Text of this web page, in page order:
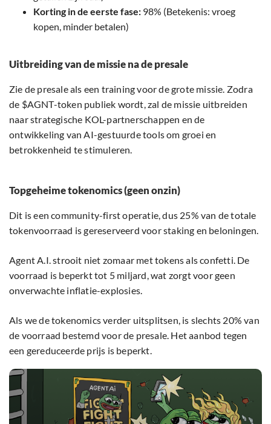
Korting in de eerste fase: 98% (Betekenis: vroeg
kopen, minder betalen)
Uitbreiding van de missie na de presale
Zie de presale als een training voor de grote missie. Zodra
de $AGNT-token publiek wordt, zal de missie uitbreiden
naar strategische KOL-partnerschappen en de
ontwikkeling van AI-gestuurde tools om groei en
betrokkenheid te stimuleren.
Topgeheime tokenomics (geen onzin)
Dit is een community-first operatie, dus 25% van de totale
tokenvoorraad is gereserveerd voor staking en beloningen.
Agent A.I. strooit niet zomaar met tokens als confetti. De
voorraad is beperkt tot 5 miljard, wat zorgt voor geen
onverwachte inflatie-explosies.
Als we de tokenomics verder uitsplitsen, is slechts 20% van
de voorraad bestemd voor de presale. Het aanbod tegen
een gereduceerde prijs is beperkt.